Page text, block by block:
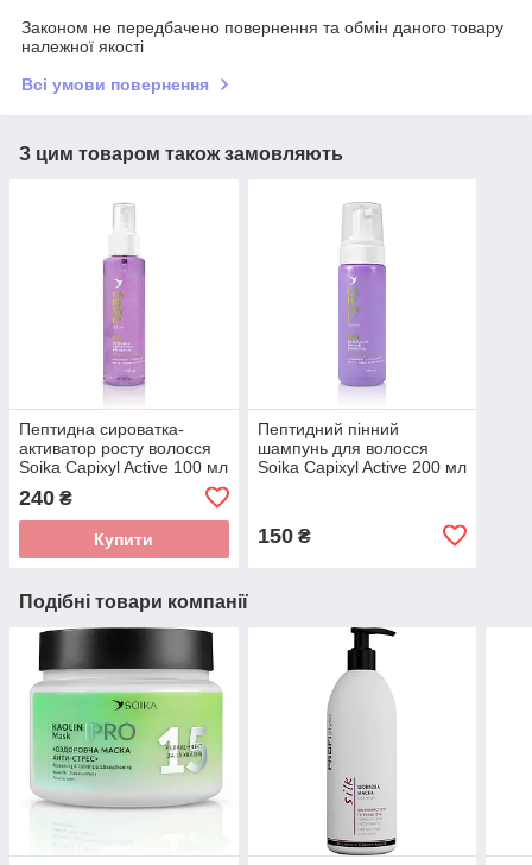
Законом не передбачено повернення та обмін даного товару
належної якості
Всі умови повернення
З цим товаром також замовляють
Пептидна сироватка-
активатор росту волосся
Soika Capixyl Active 100 мл
240 ₴
Купити
Пептидний пінний
шампунь для волосся
Soika Capixyl Active 200 мл
150₴
Подібні товари компанії